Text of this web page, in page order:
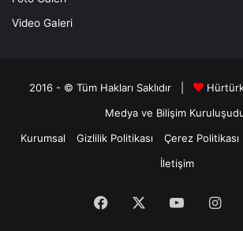
Video Galeri
2016 - © Tüm Hakları Saklıdır |
Medya ve Bilişim
Kurumsal
Gizlilik Politikası Çerez Politikası
İletişim
Facebook YouTube